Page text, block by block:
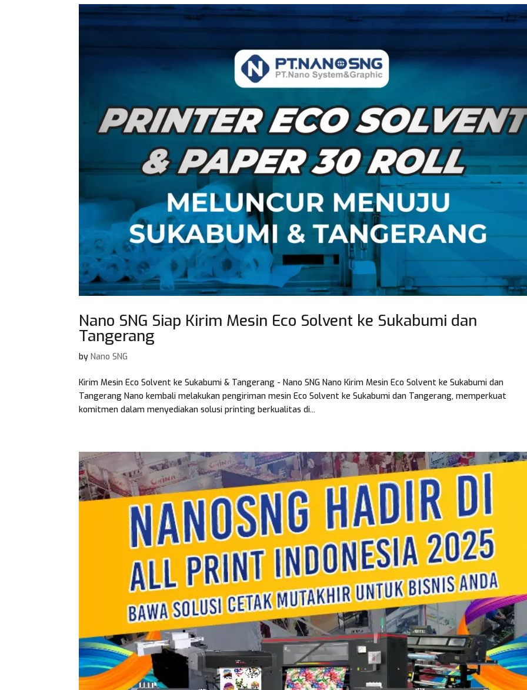
Nano SNG Siap Kirim Mesin Eco Solvent ke Sukabumi dan
Tangerang
byNano SNG
Kirim Mesin Eco Solvent ke Sukabumi & Tangerang - Nano SNG Nano Kirim Mesin Eco Solvent ke Sukabumi dan
Tangerang Nano kembali melakukan pengiriman mesin Eco Solvent ke Sukabumi dan Tangerang, memperkuat
komitmen dalam menyediakan solusi printing berkualitas di...